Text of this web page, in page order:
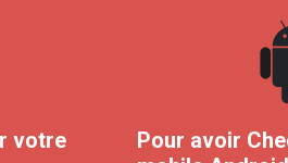
votre
Pour avoir